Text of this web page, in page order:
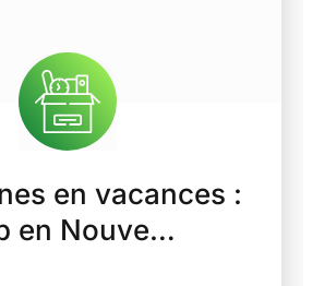
en vacances :
en Nouve…